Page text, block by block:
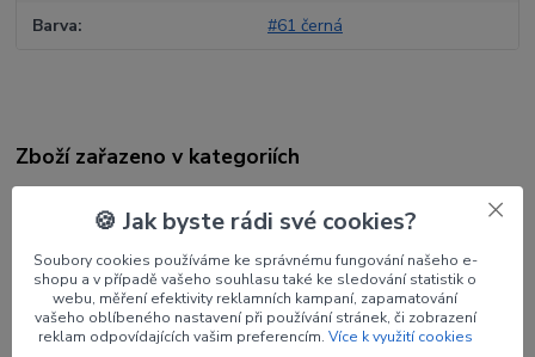
Barva #61 černá
Zboží zařazeno v kategoriích
Končíky zasunovací
🍪 Jak byste rádi své cookies?
Soubory cookies používáme ke správnému fungování našeho e-
shopu a v případě vašeho souhlasu také ke sledování statistik o
webu, měření efektivity reklamních kampaní, zapamatování
vašeho oblíbeného nastavení při používání stránek, či zobrazení
reklam odpovídajících vašim preferencím. Více k využití cookies